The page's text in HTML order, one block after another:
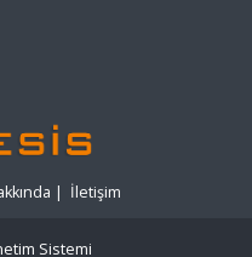
| İletişim
Sistemi